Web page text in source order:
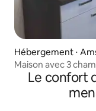
Hébergement ⋅
Maison avec 3
Le confort